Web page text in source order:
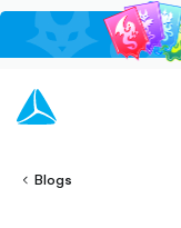
Blogs